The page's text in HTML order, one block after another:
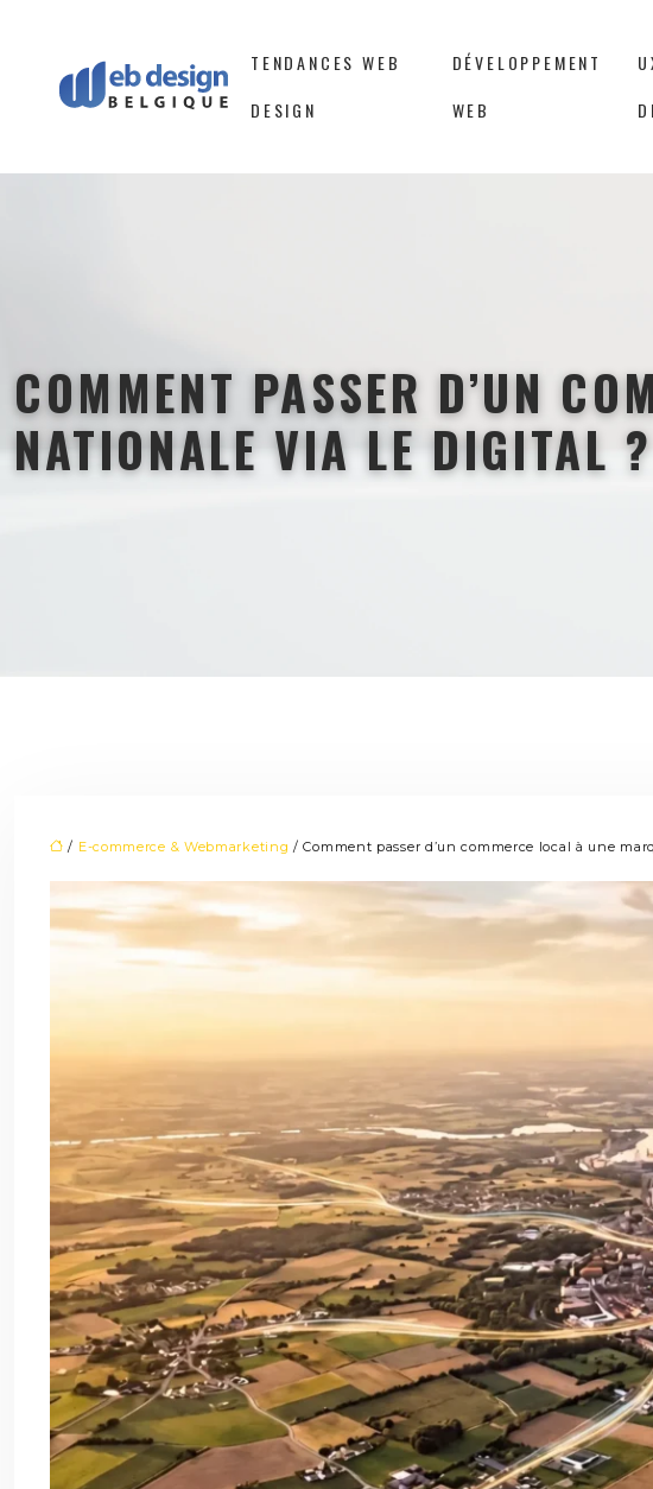
TENDANCES WEB
DESIGN
DÉVELOPPEMENT
WEB
COMMENT PASSER D’UN
NATIONALE VIA LE DIGITAL ?
/ E-commerce & Webmarketing / Comment passer d’un commerce local à une